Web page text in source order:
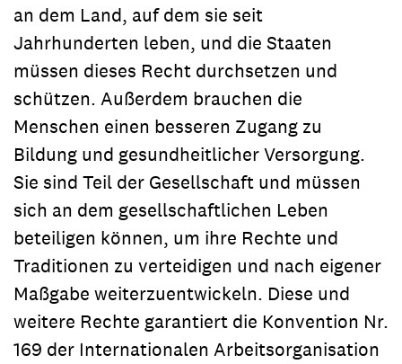
an dem Land, auf dem sie seit
Jahrhunderten leben, und die Staaten
müssen dieses Recht durchsetzen und
schützen. Außerdem brauchen die
Menschen einen besseren Zugang zu
Bildung und gesundheitlicher Versorgung.
Sie sind Teil der Gesellschaft und müssen
sich an dem gesellschaftlichen Leben
beteiligen können, um ihre Rechte und
Traditionen zu verteidigen und nach eigener
Maßgabe weiterzuentwickeln. Diese und
weitere Rechte garantiert die Konvention Nr.
169 der Internationalen Arbeitsorganisation